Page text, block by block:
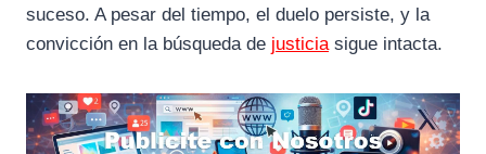
suceso. A pesar del tiempo, el duelo persiste, y la
convicción en la búsqueda de justiciasigue intacta.